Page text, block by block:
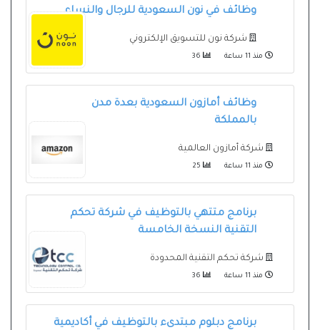
وظائف في نون السعودية للرجال والنساء
شركة نون للتسويق الإلكتروني
منذ 11 ساعة
وظائف أمازون السعودية بعدة مدن
بالمملكة
شركة أمازون العالمية
منذ 11 ساعة
برنامج متتهي بالتوظيف في شركة تحكم
التقنية النسخة الخامسة
شركة تحكم التقنية المحدودة
منذ 11 ساعة
برنامج دبلوم مبتدىء بالتوظيف في أكاديمية